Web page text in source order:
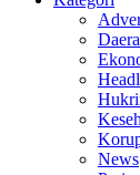
News